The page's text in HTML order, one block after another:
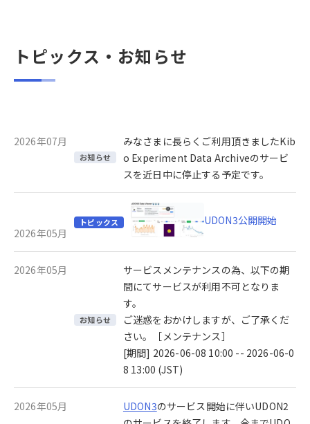
トピックス・お知らせ
2026年07月
お知らせ
みなさまに長らくご利用頂きましたKib
o Experiment Data Archiveのサービ
スを近日中に停止する予定です。
2026年05月
トピックス UDON3公開開始
2026年05月
お知らせ
サービスメンテナンスの為、以下の期
間にてサービスが利用不可となりま
す。
ご迷惑をおかけしますが、ご了承くだ
さい。［メンテナンス］
[期間] 2026-06-08 10:00 -- 2026-06-0
8 13:00 (JST)
2026年05月 UDON3のサービス開始に伴いUDON2